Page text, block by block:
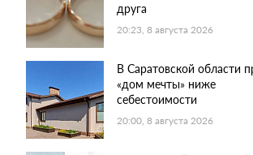
друга
20:23, 8 августа 2026
В Саратовской области
«дом мечты» ниже
себестоимости
20:00, 8 августа 2026